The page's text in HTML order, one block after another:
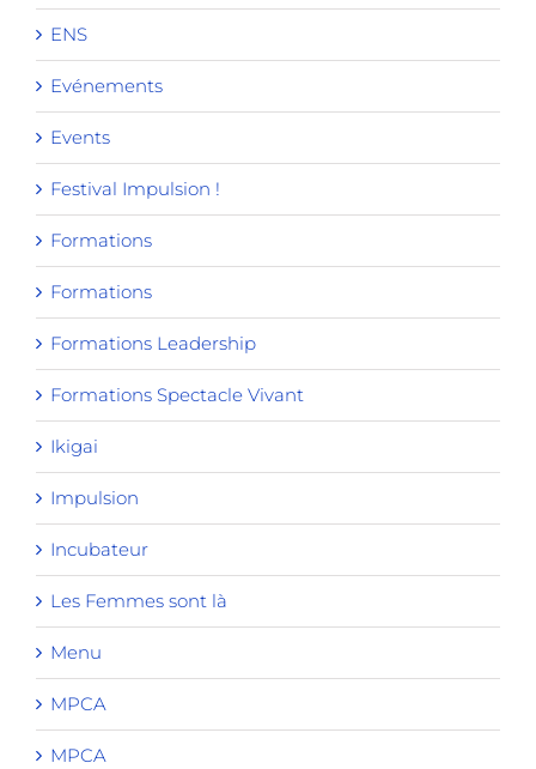
ENS
Evénements
Events
Festival Impulsion !
Formations
Formations
Formations Leadership
Formations Spectacle Vivant
Ikigai
Impulsion
Incubateur
Les Femmes sont là
Menu
MPCA
MPCA